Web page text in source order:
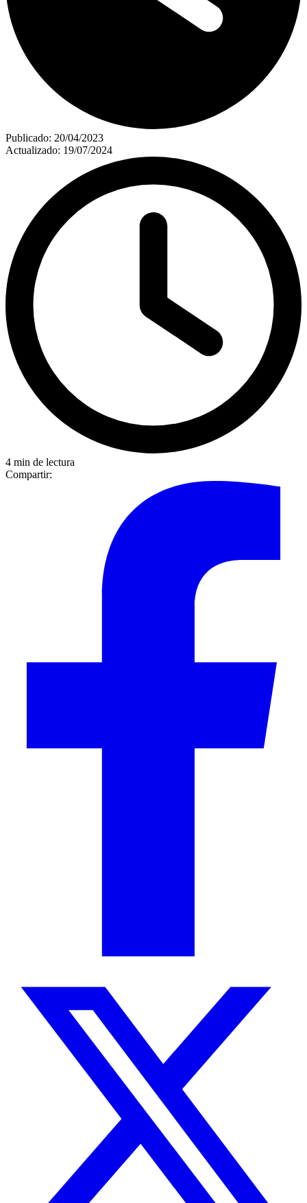
Publicado: 20/04/2023
Actualizado: 19/07/2024
4 min de lectura
Compartir: